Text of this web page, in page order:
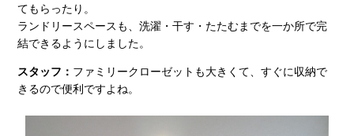
てもらったり。
ランドリースペースも、洗濯・干す・たたむまでを一か所で完
結できるようにしました。
スタッフ： ファミリークローゼットも大きくて、すぐに収納で
きるので便利ですよね。